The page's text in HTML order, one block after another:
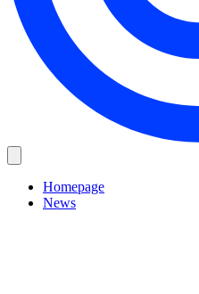
Homepage
News